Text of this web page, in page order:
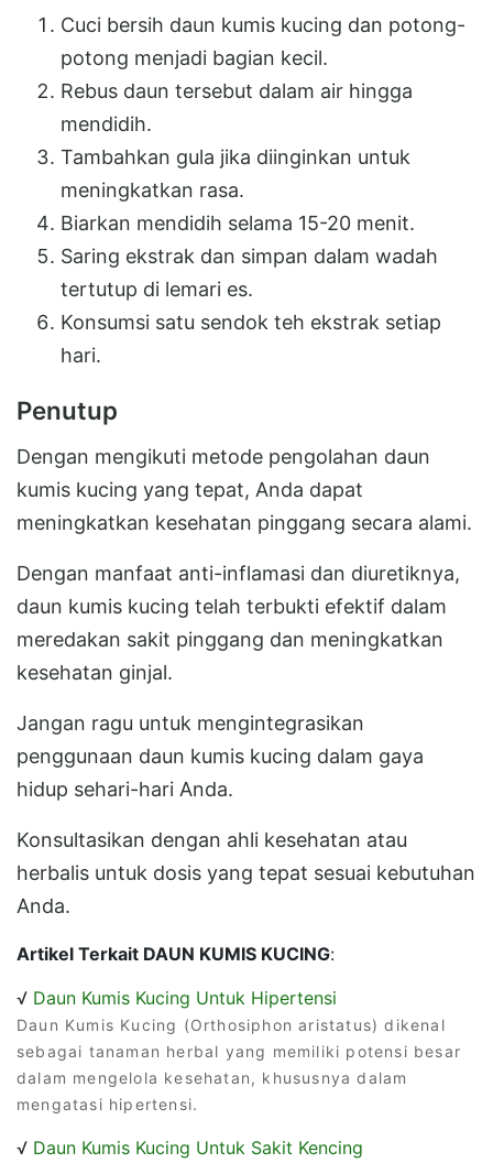
Cuci bersih daun kumis kucing dan potong-
potong menjadi bagian kecil.
Rebus daun tersebut dalam air hingga
mendidih.
Tambahkan gula jika diinginkan untuk
meningkatkan rasa.
Biarkan mendidih selama 15-20 menit.
Saring ekstrak dan simpan dalam wadah
tertutup di lemari es.
Konsumsi satu sendok teh ekstrak setiap
hari.
Penutup
Dengan mengikuti metode pengolahan daun
kumis kucing yang tepat, Anda dapat
meningkatkan kesehatan pinggang secara alami.
Dengan manfaat anti-inflamasi dan diuretiknya,
daun kumis kucing telah terbukti efektif dalam
meredakan sakit pinggang dan meningkatkan
kesehatan ginjal.
Jangan ragu untuk mengintegrasikan
penggunaan daun kumis kucing dalam gaya
hidup sehari-hari Anda.
Konsultasikan dengan ahli kesehatan atau
herbalis untuk dosis yang tepat sesuai kebutuhan
Anda.
Artikel Terkait DAUN KUMIS KUCING:
√ Daun Kumis Kucing Untuk Hipertensi
Daun Kumis Kucing (Orthosiphon aristatus) dikenal
sebagai tanaman herbal yang memiliki potensi besar
dalam mengelola kesehatan, khususnya dalam
mengatasi hipertensi.
√ Daun Kumis Kucing Untuk Sakit Kencing